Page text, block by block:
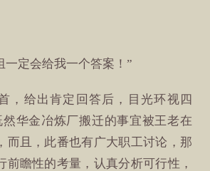
一定会给我一个答案！”
，给出肯定回答后，目光环视四
然华金冶炼厂搬迁的事宜被王老在
而且，此番也有广大职工讨论，那
前瞻性的考量，认真分析可行性，